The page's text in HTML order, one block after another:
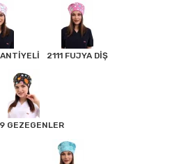
2111 FUJYA DİŞ
GEZEGENLER